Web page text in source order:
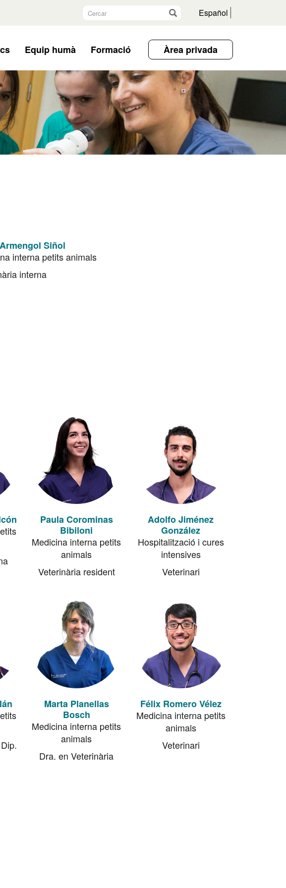
Cercar Español
Equip humà Formació Àrea privada
Siñol
interna petits animals
interna
Paula Corominas
Bibiloni
Medicina interna petits
animals
Veterinària resident
Adolfo Jiménez
González
Hospitalització i cures
intensives
Veterinari
Marta Planellas
Bosch
Medicina interna petits
animals
Dra. en Veterinària
Félix Romero Vélez
Medicina interna petits
animals
Veterinari